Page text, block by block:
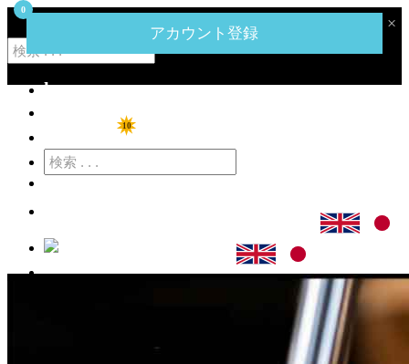
×
home
10
0
ログイン
アカウント登録